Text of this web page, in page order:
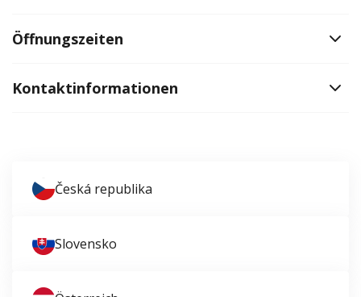
Öffnungszeiten
Kontaktinformationen
Česká republika
Slovensko